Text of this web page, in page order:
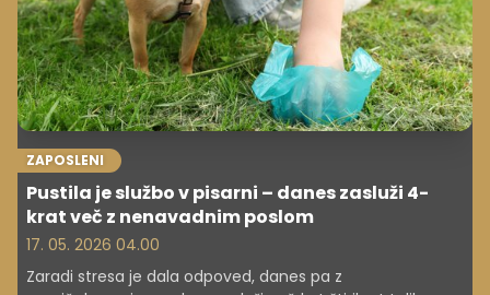
ZAPOSLENI
Pustila je službo v pisarni – danes zasluži 4-
krat več z nenavadnim poslom
17. 05. 2026 04.00
Zaradi stresa je dala odpoved, danes pa z